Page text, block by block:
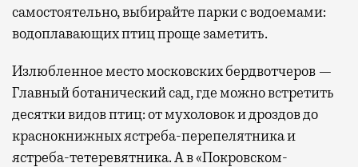
самостоятельно, выбирайте парки с водоемами:
водоплавающих птиц проще заметить.
Излюбленное место московских бердвотчеров —
Главный ботанический сад, где можно встретить
десятки видов птиц: от мухоловок и дроздов до
краснокнижных ястреба-перепелятника и
ястреба-тетеревятника. А в «Покровском-